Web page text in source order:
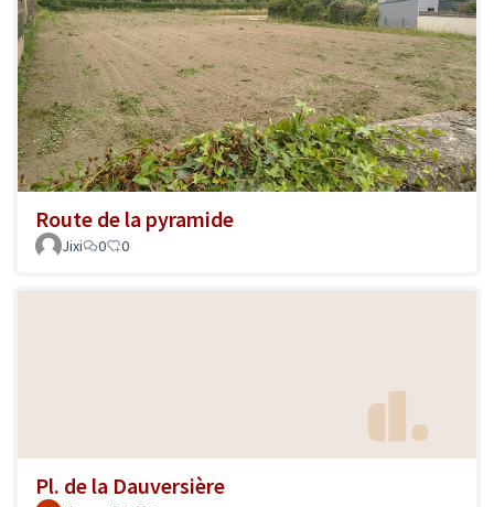
Route de la pyramide
Jixi 0 0
Pl. de la Dauversière